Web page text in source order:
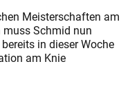
Meisterschaften am
Schmid nun
in dieser Woche
am Knie